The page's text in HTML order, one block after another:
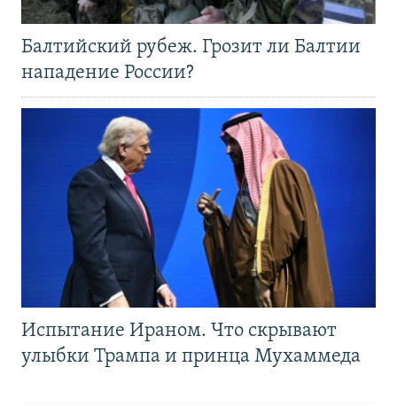
Балтийский рубеж. Грозит ли Балтии
нападение России?
Испытание Ираном. Что скрывают
улыбки Трампа и принца Мухаммеда